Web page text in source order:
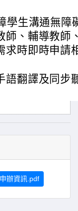
學生溝通無障
師、輔導教師
求時即時申請
語翻譯及同步
辦資訊.pdf